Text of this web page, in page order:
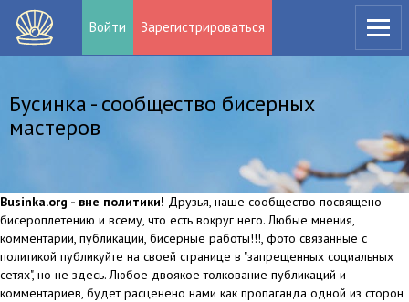
Войти Зарегистрироваться
Бусинка - сообщество бисерных
мастеров
Businka.org - вне политики! Друзья, наше сообщество посвящено
бисероплетению и всему, что есть вокруг него. Любые мнения,
комментарии, публикации, бисерные работы!!!, фото связанные с
политикой публикуйте на своей странице в "запрещенных социальных
сетях", но не здесь. Любое двоякое толкование публикаций и
комментариев, будет расценено нами как пропаганда одной из сторон